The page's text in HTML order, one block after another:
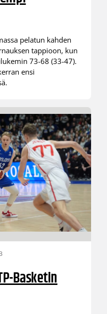
pelatun kahden
tappioon, kun
73-68 (33-47).
ensi
Basketin